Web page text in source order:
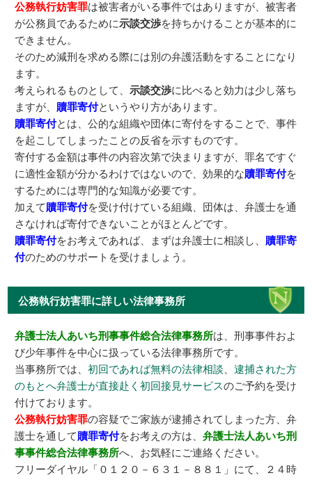
公務執行妨害罪は被害者がいる事件ではありますが、被害者
が公務員であるために示談交渉を持ちかけることが基本的に
できません。
そのため減刑を求める際には別の弁護活動をすることになり
ます。
考えられるものとして、示談交渉に比べると効力は少し落ち
ますが、 贖罪寄付というやり方があります。
贖罪寄付とは、公的な組織や団体に寄付をすることで、事件
を起こしてしまったことの反省を示すものです。
寄付する金額は事件の内容次第で決まりますが、罪名ですぐ
に適性金額が分かるわけではないので、効果的な贖罪寄付を
するためには専門的な知識が必要です。
加えて贖罪寄付を受け付けている組織、団体は、弁護士を通
さなければ寄付できないことがほとんどです。
贖罪寄付をお考えであれば、まずは弁護士に相談し、 贖罪寄
付のためのサポートを受けましょう。
公務執行妨害罪に詳しい法律事務所
弁護士法人あいち刑事事件総合法律事務所は、刑事事件およ
び少年事件を中心に扱っている法律事務所です。
当事務所では、初回であれば無料の法律相談 、逮捕された方
のもとへ弁護士が直接赴く初回接見サービスのご予約を受け
付けております。
公務執行妨害罪の容疑でご家族が逮捕されてしまった方、弁
護士を通して贖罪寄付をお考えの方は、弁護士法人あいち刑
事事件総合法律事務所へ、お気軽にご連絡ください。
フリーダイヤル「０１２０－６３１－８８１」にて、２４時